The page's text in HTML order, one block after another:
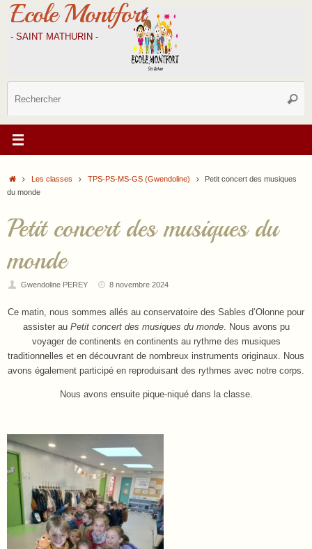
Passer
contenu
Ecole Montfort
- SAINT MATHURIN -
AccueilLes classes TPS-PS-MS-GS (Gwendoline)
Petit concert des musiques
du monde
Petit concert des musiques du
monde
Gwendoline PEREY 8 novembre 2024
Ce matin, nous sommes allés au conservatoire des Sables d’Olonne pour
assister au Petit concert des musiques du monde. Nous avons pu
voyager de continents en continents au rythme des musiques
traditionnelles et en découvrant de nombreux instruments originaux. Nous
avons également participé en reproduisant des rythmes avec notre corps.
Nous avons ensuite pique-niqué dans la classe.